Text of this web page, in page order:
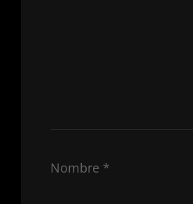
Nombre *